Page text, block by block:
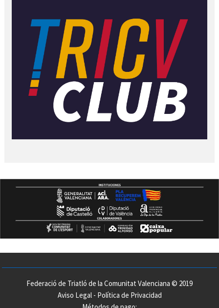
Federació de Triatló de la Comunitat Valenciana © 2019
Aviso Legal- Política de Privacidad